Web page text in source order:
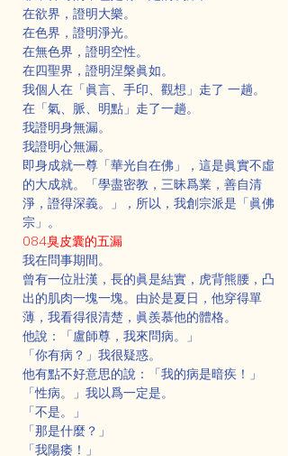
在欲界，證明大樂。
在色界，證明淨光。
在無色界，證明空性。
在四聖界，證明涅槃眞如。
我個人在「眞言、手印、觀想」走了 一趟。
在「氣、脈、明點」走了一趟。
我證明身無漏。
我證明心無漏。
即身成就一尊「華光自在佛」，這是眞實不虛
的大成就。「學盡密教，三昧爲業，善自清
淨，證得深義。」，所以，我創宗派是「眞佛
宗」。
084臭皮囊的五漏
我在問事期間。
曾有一位壯漢，長的眞是結實，虎背熊腰，凸
出的肌肉一塊一塊。由於是夏日，他穿得單
薄，我看得很清楚，眞羨慕他的體格。
他說：「盧師尊，我來問病。」
「你有病？」我很疑惑。
他有點不好意思的說：「我的病是暗疾！」
「性病。」我以爲一定是。
「不是。」
「那是什麼？」
「我陽痿！」